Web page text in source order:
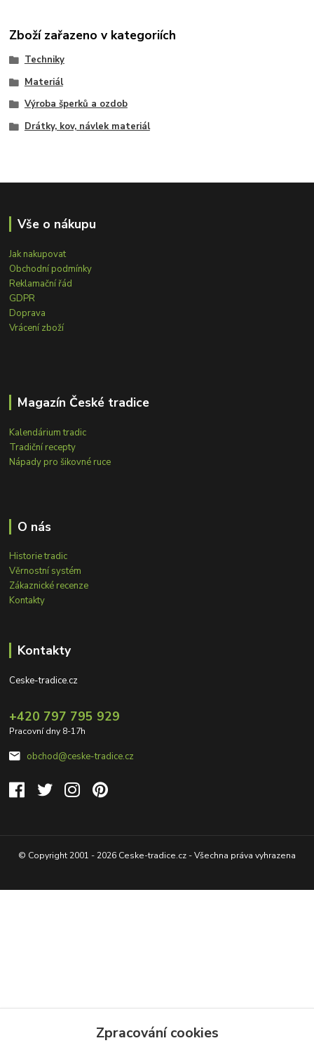
Zboží zařazeno v kategoriích
Techniky
Materiál
Výroba šperků a ozdob
Drátky, kov, návlek materiál
Vše o nákupu
Jak nakupovat
Obchodní podmínky
Reklamační řád
GDPR
Doprava
Vrácení zboží
Magazín České tradice
Kalendárium tradic
Tradiční recepty
Nápady pro šikovné ruce
O nás
Historie tradic
Věrnostní systém
Zákaznické recenze
Kontakty
Kontakty
Ceske-tradice.cz
+420 797 795 929
Pracovní dny 8-17h
obchod@ceske-tradice.cz
© Copyright 2001 - 2026 Ceske-tradice.cz - Všechna práva vyhrazena
Zpracování cookies